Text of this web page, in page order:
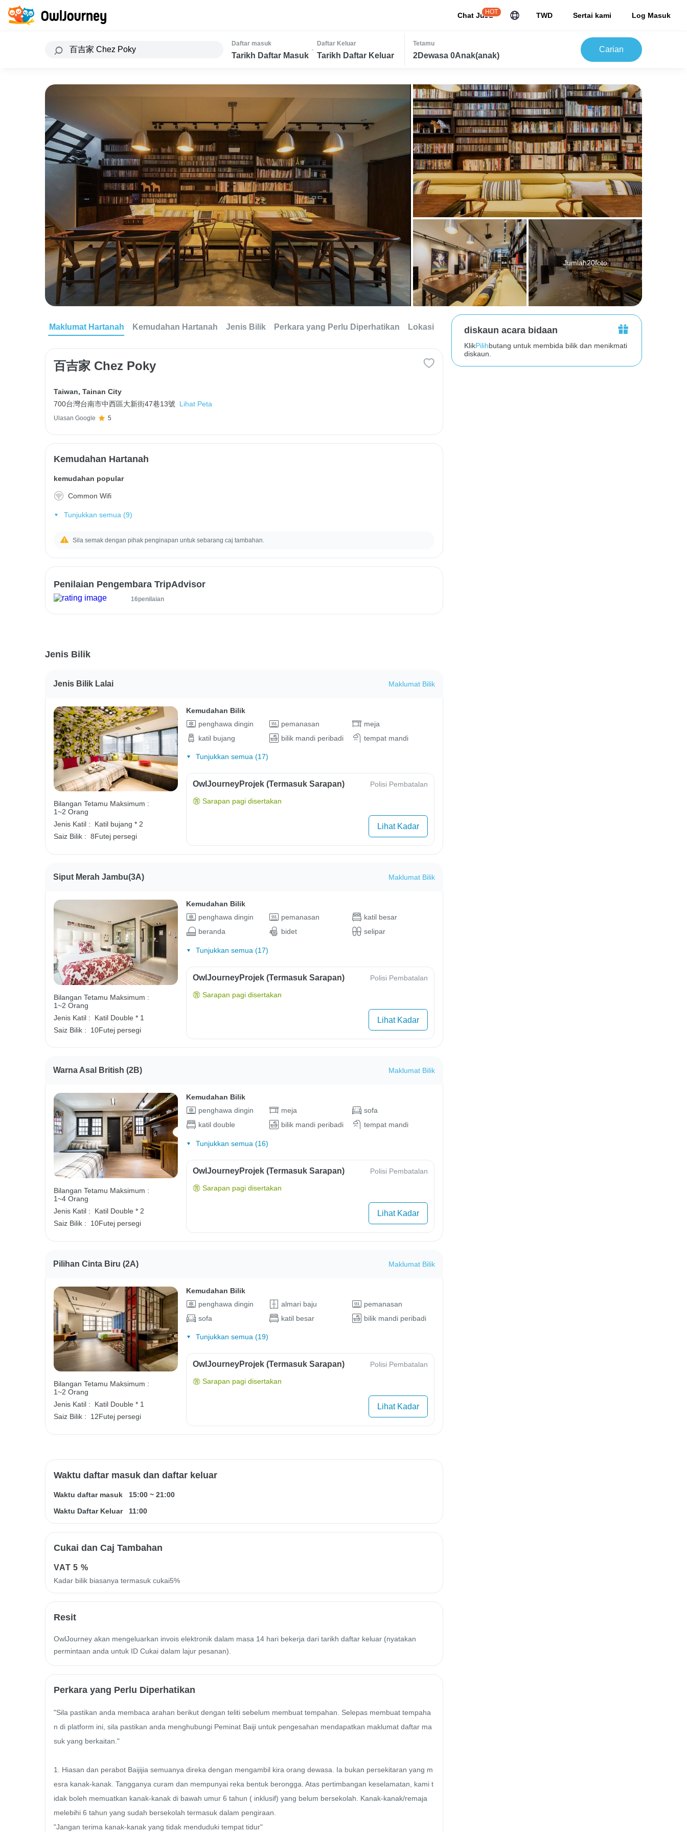
Chat JuJu
HOT TWD Sertai kami Log Masuk
Daftar masuk
Tarikh Daftar Masuk
-
Daftar Keluar
Tarikh Daftar Keluar
Tetamu
2Dewasa 0Anak(anak)
Carian
Jumlah20foto
Maklumat Hartanah Kemudahan Hartanah Jenis Bilik Perkara yang Perlu Diperhatikan Lokasi
百吉家 Chez Poky
Taiwan, Tainan City
700台灣台南市中西區大新街47巷13號
Lihat Peta
Ulasan Google 5
Kemudahan Hartanah
kemudahan popular
Common Wifi
Tunjukkan semua (9)
Sila semak dengan pihak penginapan untuk sebarang caj tambahan.
Penilaian Pengembara TripAdvisor
16penilaian
Jenis Bilik
Jenis Bilik Lalai Maklumat Bilik
Bilangan Tetamu Maksimum :
1~2 Orang
Jenis Katil :
Katil bujang * 2
Saiz Bilik : 8Futej persegi
Kemudahan Bilik
penghawa dingin
pemanasan
meja
katil bujang
bilik mandi peribadi tempat mandi
Tunjukkan semua (17)
OwlJourneyProjek (Termasuk Sarapan) Polisi Pembatalan
Sarapan pagi disertakan
Lihat Kadar
Siput Merah Jambu(3A) Maklumat Bilik
Bilangan Tetamu Maksimum :
1~2 Orang
Jenis Katil :
Katil Double * 1
Saiz Bilik :
10Futej persegi
Kemudahan Bilik
penghawa dingin
pemanasan
katil besar
beranda
bidet selipar
Tunjukkan semua (17)
OwlJourneyProjek (Termasuk Sarapan) Polisi Pembatalan
Sarapan pagi disertakan
Lihat Kadar
Warna Asal British (2B) Maklumat Bilik
Bilangan Tetamu Maksimum :
1~4 Orang
Jenis Katil :
Katil Double * 2
Saiz Bilik :
10Futej persegi
Kemudahan Bilik
penghawa dingin
meja
sofa
katil double
bilik mandi peribadi tempat mandi
Tunjukkan semua (16)
OwlJourneyProjek (Termasuk Sarapan) Polisi Pembatalan
Sarapan pagi disertakan
Lihat Kadar
Pilihan Cinta Biru (2A) Maklumat Bilik
Bilangan Tetamu Maksimum :
1~2 Orang
Jenis Katil :
Katil Double * 1
Saiz Bilik :
12Futej persegi
Kemudahan Bilik
penghawa dingin
almari baju
pemanasan
sofa
katil besar bilik mandi peribadi
Tunjukkan semua (19)
OwlJourneyProjek (Termasuk Sarapan) Polisi Pembatalan
Sarapan pagi disertakan
Lihat Kadar
Waktu daftar masuk dan daftar keluar
Waktu daftar masuk 15:00 ~ 21:00
Waktu Daftar Keluar
11:00
Cukai dan Caj Tambahan
VAT5 %
Kadar bilik biasanya termasuk cukai5%
Resit
OwlJourney akan mengeluarkan invois elektronik dalam masa 14 hari bekerja dari tarikh daftar keluar (nyatakan
permintaan anda untuk ID Cukai dalam lajur pesanan).
Perkara yang Perlu Diperhatikan
"Sila pastikan anda membaca arahan berikut dengan teliti sebelum membuat tempahan. Selepas membuat tempaha
n di platform ini, sila pastikan anda menghubungi Peminat Baiji untuk pengesahan mendapatkan maklumat daftar ma
suk yang berkaitan."
1. Hiasan dan perabot Baijijia semuanya direka dengan mengambil kira orang dewasa. Ia bukan persekitaran yang m
esra kanak-kanak. Tangganya curam dan mempunyai reka bentuk berongga. Atas pertimbangan keselamatan, kami t
idak boleh memuatkan kanak-kanak di bawah umur 6 tahun ( inklusif) yang belum bersekolah. Kanak-kanak/remaja
melebihi 6 tahun yang sudah bersekolah termasuk dalam pengiraan.
"Jangan terima kanak-kanak yang tidak menduduki tempat tidur"
diskaun acara bidaan
KlikPilihbutang untuk membida bilik dan menikmati
diskaun.